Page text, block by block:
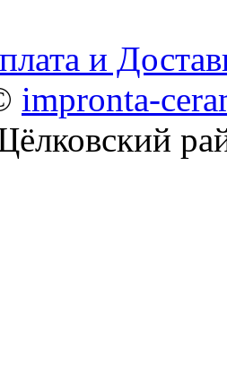
и
impronta-